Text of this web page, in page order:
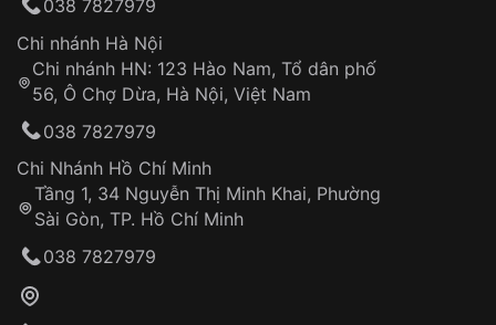
Hotline: 0585 215 215
Từ khóa SEO:
Khách hàng kiểm tra và thanh toán trực tiếp
thống VNLUX
Đảm bảo quyền lợi khách hàng
Đồng hành cùng khách hàng trong suốt quá
trình sử dụng
038 7827979
Chi nhánh Hà Nội
Chi nhánh HN: 123 Hào Nam, Tổ dân phố
56, Ô Chợ Dừa, Hà Nội, Việt Nam
038 7827979
Chi Nhánh Hồ Chí Minh
Tầng 1, 34 Nguyễn Thị Minh Khai, Phường
Sài Gòn, TP. Hồ Chí Minh
038 7827979